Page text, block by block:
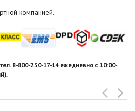
компанией.
8-800-250-17-14 ежедневно с 10:00-